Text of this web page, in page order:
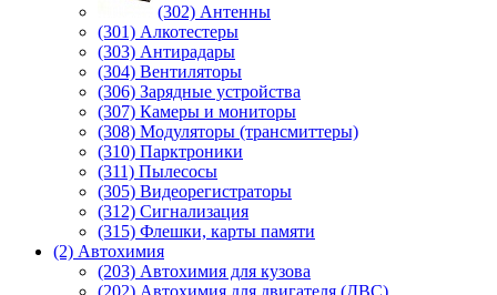
(302) Антенны
(301) Алкотестеры
(303) Антирадары
(304) Вентиляторы
(306) Зарядные устройства
(307) Камеры и мониторы
(308) Модуляторы (трансмиттеры)
(310) Парктроники
(311) Пылесосы
(305) Видеорегистраторы
(312) Сигнализация
(315) Флешки, карты памяти
(2) Автохимия
(203) Автохимия для кузова
(202) Автохимия для двигателя (ДВС)